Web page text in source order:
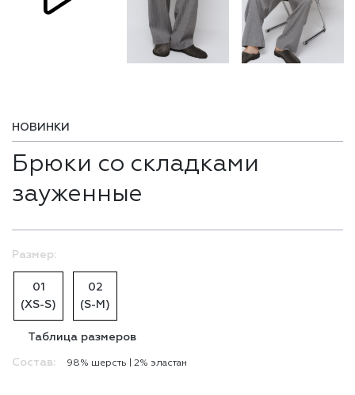
НОВИНКИ
Брюки со складками
зауженные
Размер:
01
(XS-S)
02
(S-M)
Таблица размеров
Состав: 98% шерсть | 2% эластан